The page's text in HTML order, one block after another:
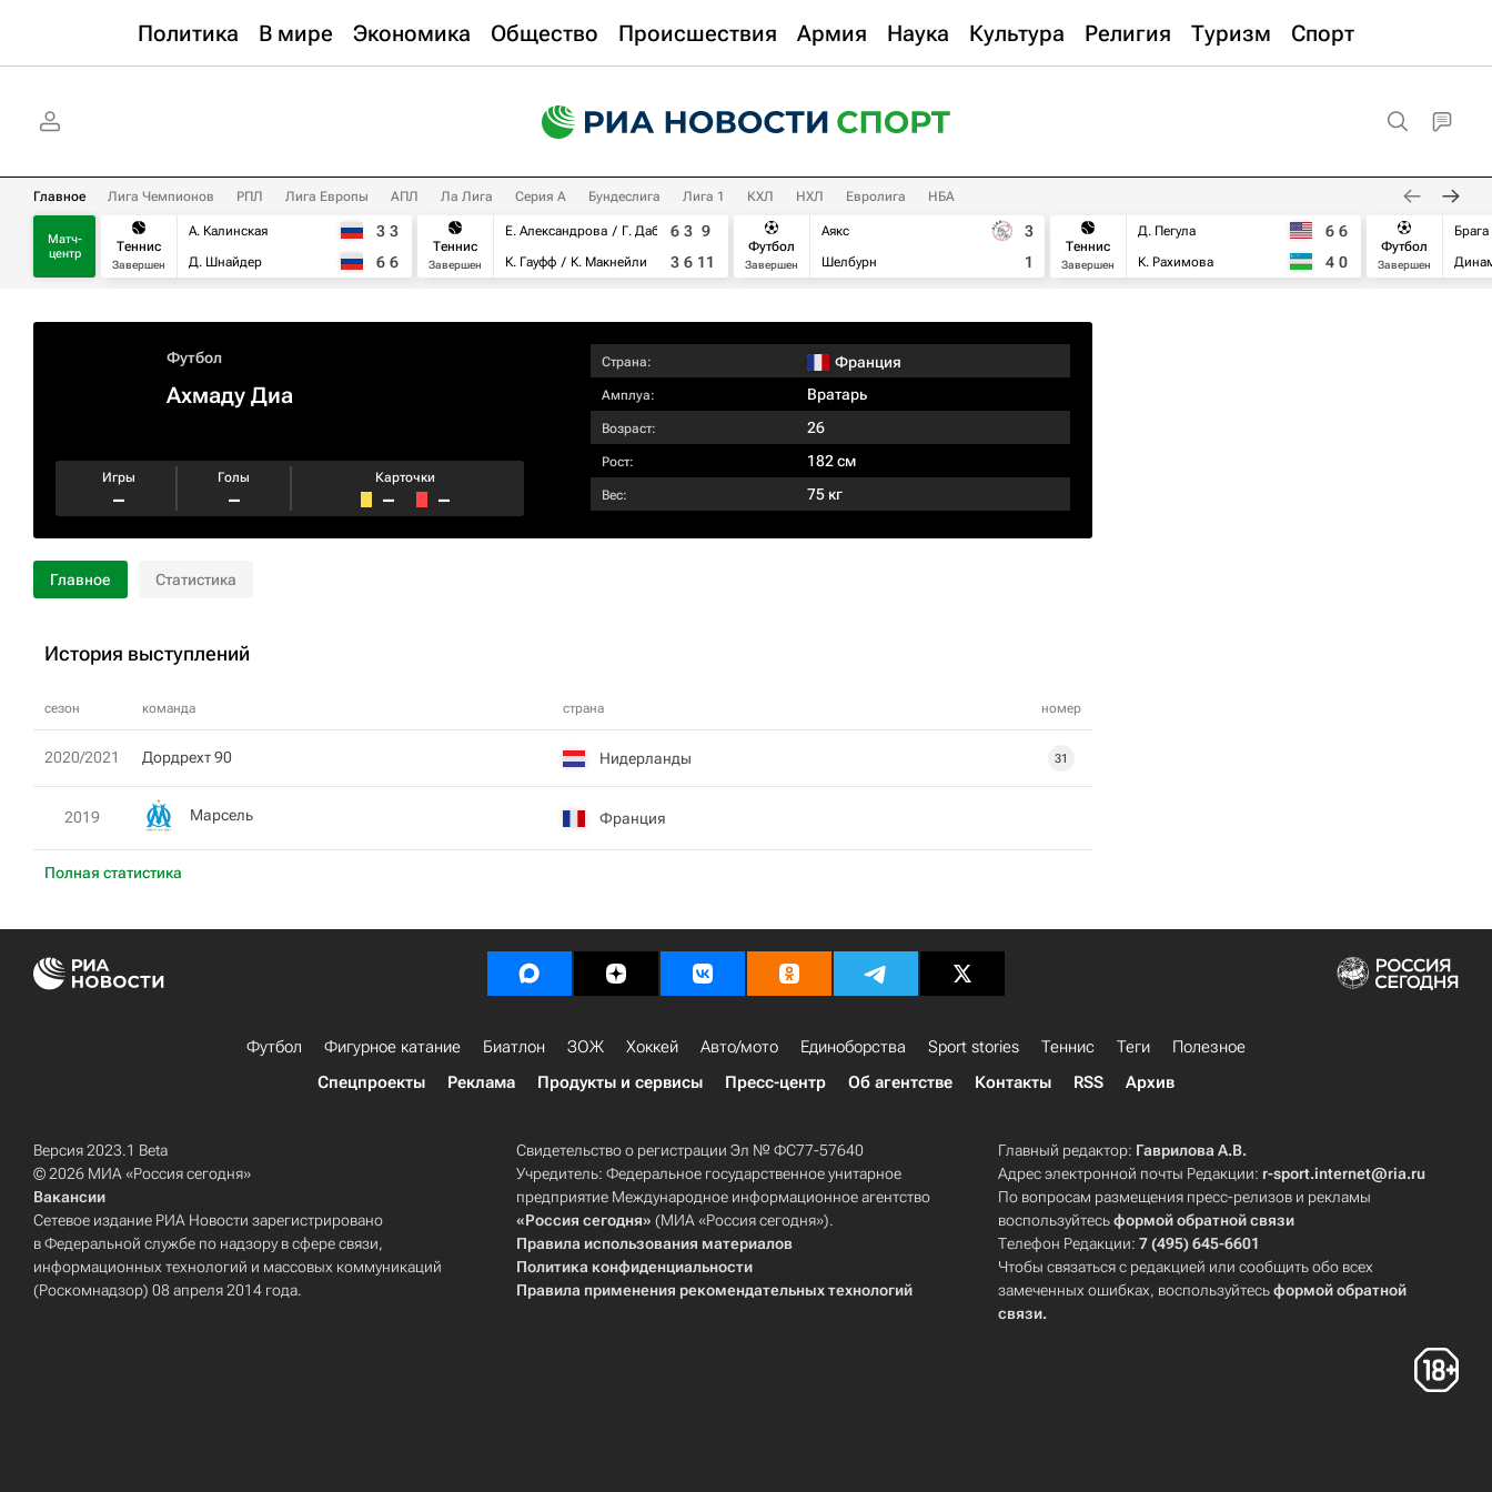
Политика В мире Экономика Общество Происшествия Армия Наука Культура Религия Туризм Спорт
Главное Лига Чемпионов РПЛ Лига Европы АПЛ Ла Лига Серия А Бундеслига Лига 1 КХЛ НХЛ Евролига НБА
Матч-
центр
Теннис
Завершен
А. Калинская
Д. Шнайдер
3 3
6 6
Теннис
Завершен
Е. Александрова
Г. Дабровски
К. Гауфф
К. Макнейли
6 3 9
3 6 11
Футбол
Завершен
Аякс
Шелбурн
3
1
Теннис
Завершен
Д. Пегула
К. Рахимова
6 6
4 0
Футбол
Завершен
Брага
Футбол
Ахмаду Диа
Игры
–
Голы
–
Карточки
– –
Страна: Франция
Амплуа: Вратарь
Возраст: 26
Рост: 182 см
Вес: 75 кг
Главное Статистика
История выступлений
сезон команда страна номер
Полная статистика
2020/2021 Дордрехт 90 Нидерланды 31
2019 Марсель Франция
Футбол Фигурное катание Биатлон ЗОЖ Хоккей Авто/мото Единоборства Sport stories Теннис Теги
Полезное
Спецпроекты
Реклама Продукты и сервисы Пресс-центр Об агентстве Контакты RSS Архив
Версия 2023.1 Beta
© 2026 МИА «Россия сегодня»
Вакансии
Сетевое издание РИА Новости зарегистрировано
в Федеральной службе по надзору в сфере связи,
информационных технологий и массовых коммуникаций
(Роскомнадзор) 08 апреля 2014 года.
Свидетельство о регистрации Эл № ФС77-57640
Учредитель: Федеральное государственное унитарное
предприятие Международное информационное агентство
«Россия сегодня» (МИА «Россия сегодня»).
Правила использования материалов
Политика конфиденциальности
Правила применения рекомендательных технологий
Главный редактор: Гаврилова А.В.
Адрес электронной почты Редакции: r-sport.internet@ria.ru
По вопросам размещения пресс-релизов и рекламы
воспользуйтесьформой обратной связи
Телефон Редакции:7 (495) 645-6601
Чтобы связаться с редакцией или сообщить обо всех
замеченных ошибках, воспользуйтесьформой обратной
связи.